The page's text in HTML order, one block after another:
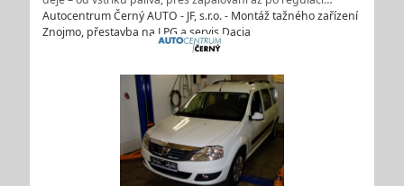
Autocentrum Černý AUTO - JF, s.r.o. - Montáž tažného zařízení
Znojmo, přestavba na LPG a servis Dacia